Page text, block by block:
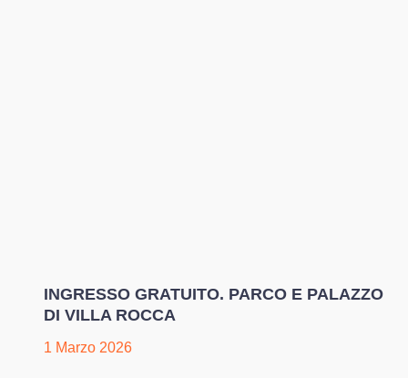
INGRESSO GRATUITO. PARCO E PALAZZO
DI VILLA ROCCA
1 Marzo 2026